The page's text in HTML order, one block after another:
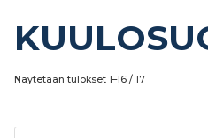
Näytetään tulokset 1–16 / 17
Products search